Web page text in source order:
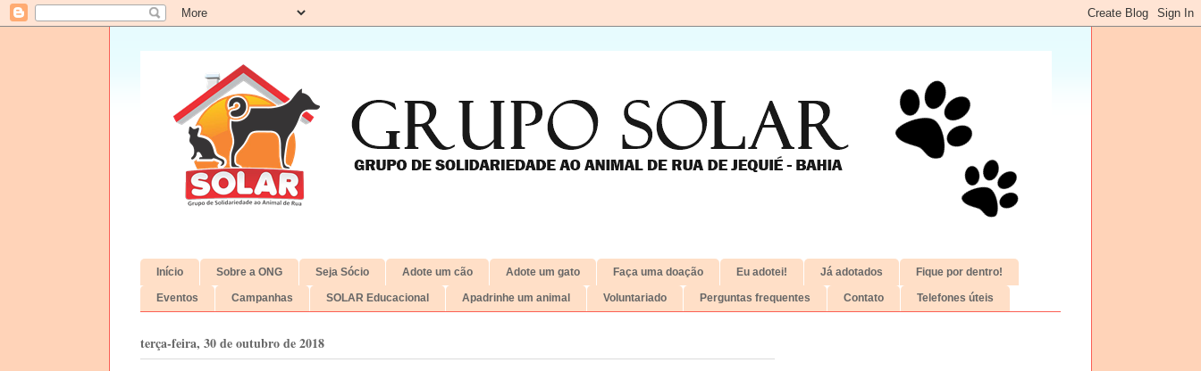
Início Sobre a ONG Seja Sócio Adote um cão Adote um gato Faça uma doação Eu adotei! Já adotados Fique por dentro!
Eventos Campanhas SOLAR Educacional Apadrinhe um animal Voluntariado Perguntas frequentes Contato Telefones úteis
terça-feira, 30 de outubro de 2018